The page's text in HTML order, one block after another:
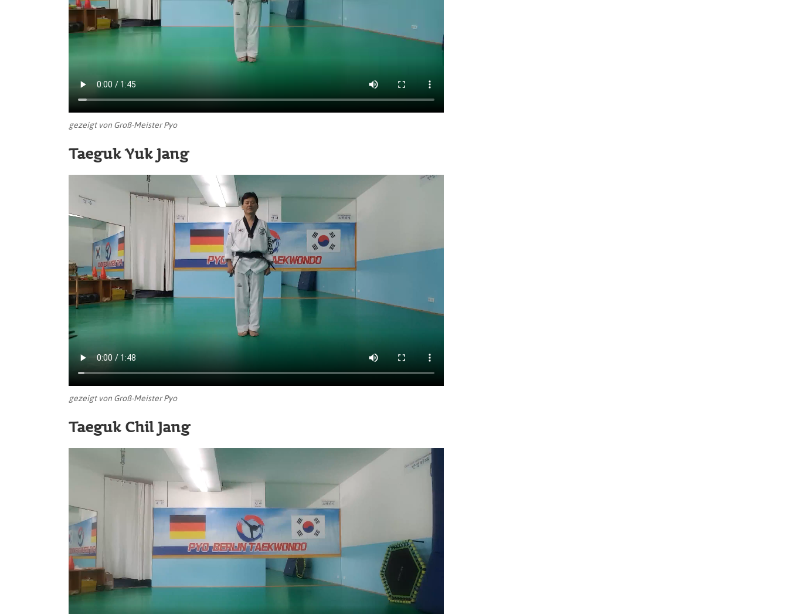
gezeigt von Groß-Meister Pyo
Taeguk Yuk Jang
gezeigt von Groß-Meister Pyo
Taeguk Chil Jang